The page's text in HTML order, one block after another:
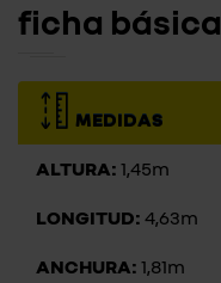
ficha básica
MEDIDAS
ALTURA: 1,45m
LONGITUD: 4,63m
ANCHURA: 1,81m